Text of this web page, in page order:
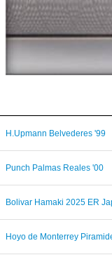
H.Upmann Belvederes '99
Punch Palmas Reales '00
Bolivar Hamaki 2025 ER
Hoyo de Monterrey